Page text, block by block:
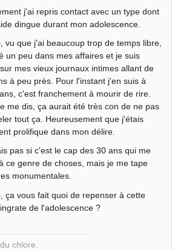
j'ai repris contact avec un type dont
dingue durant mon adolescence.
vu que j'ai beaucoup trop de temps libre,
un peu dans mes affaires et je suis
mes vieux journaux intimes allant de
à peu près. Pour l'instant j'en suis à
c'est franchement à mourir de rire.
me dis, ça aurait été très con de ne pas
tout ça. Heureusement que j'étais
prolifique dans mon délire.
pas si c'est le cap des 30 ans qui me
ce genre de choses, mais je me tape
monumentales.
ça vous fait quoi de repenser à cette
de l'adolescence ?
chlore.